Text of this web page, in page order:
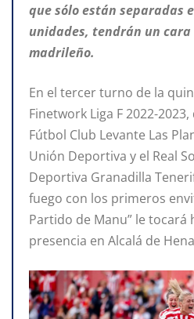
que sólo están separadas
unidades, tendrán un
madrileño.
En el tercer turno de la
Finetwork Liga F 2022-
Fútbol Club Levante Las
Unión Deportiva y el Real
Deportiva Granadilla
fuego con los primeros
Partido de Manu” le tocará
presencia en Alcalá de